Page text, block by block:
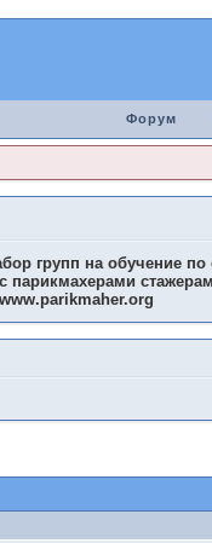
Форум
групп на обучение
парикмахерами